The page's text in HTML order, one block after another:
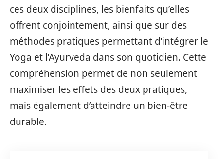
ces deux disciplines, les bienfaits qu’elles
offrent conjointement, ainsi que sur des
méthodes pratiques permettant d’intégrer le
Yoga et l’Ayurveda dans son quotidien. Cette
compréhension permet de non seulement
maximiser les effets des deux pratiques,
mais également d’atteindre un bien-être
durable.